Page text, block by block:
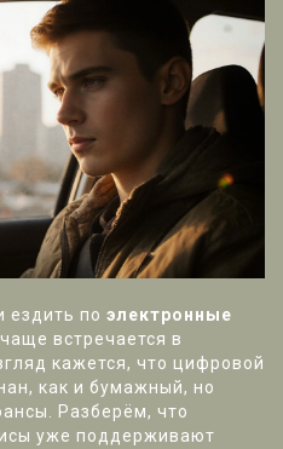
ездить по электронные
встречается в
кажется, что цифровой
как и бумажный, но
Разберём, что
уже поддерживают